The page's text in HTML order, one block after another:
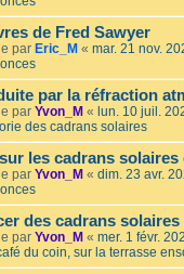
de Fred Sawyer
par Eric_M « mar. 21 nov.
par la réfraction
par Yvon_M « lun. 10 juil.
des cadrans solaires
les cadrans solaires
par Yvon_M « dim. 23 avr.
des cadrans solaires
par Yvon_M « mer. 1 févr.
du coin, sur la terrasse